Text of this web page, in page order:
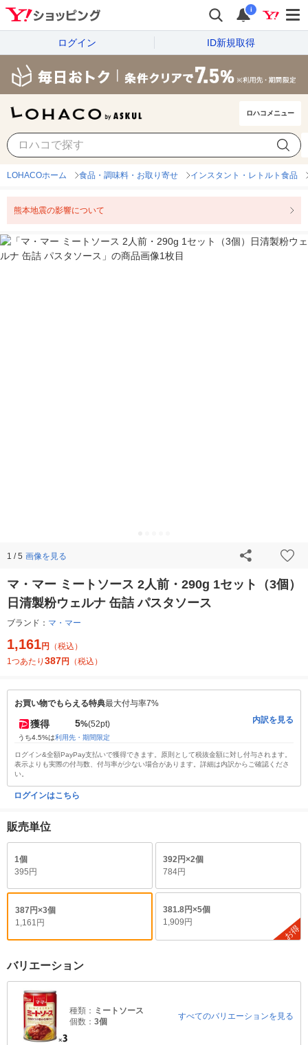
i
ログイン ID新規取得
ロハコメニュー
LOHACOホーム 食品・調味料・お取り寄せ インスタント・レトルト食品
熊本地震の影響について
1 / 5 画像を見る
マ・マー ミートソース 2人前・290g 1セット（3個）
日清製粉ウェルナ 缶詰 パスタソース
ブランド： マ・マー
1,161円
（税込）
1つあたり 387円 （税込）
お買い物でもらえる特典最大付与率7%
獲得 5%(52pt)
うち4.5%は利用先・期間限定
内訳を見る
ログイン&全額PayPay支払いで獲得できます。原則として税抜金額に対し付与されます。
表示よりも実際の付与数、付与率が少ない場合があります。詳細は内訳からご確認くださ
い。
ログインはこちら
販売単位
1個
395円
392円×2個
784円
387円×3個
1,161円
381.8円×5個
1,909円
お得
バリエーション
種類： ミートソース
個数： 3個
すべてのバリエーションを見る